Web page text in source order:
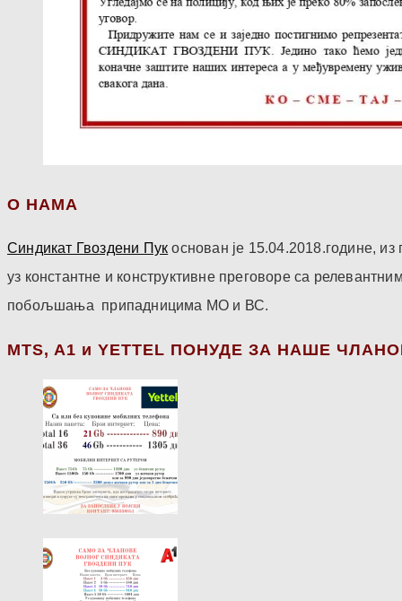
О НАМА
Синдикат Гвоздени Пук основан је 15.04.2018.године,
уз константне и конструктивне преговоре са
побољшања припадницима МО и ВС.
МТS, A1 и YETTEL ПОНУДЕ ЗА НАШЕ